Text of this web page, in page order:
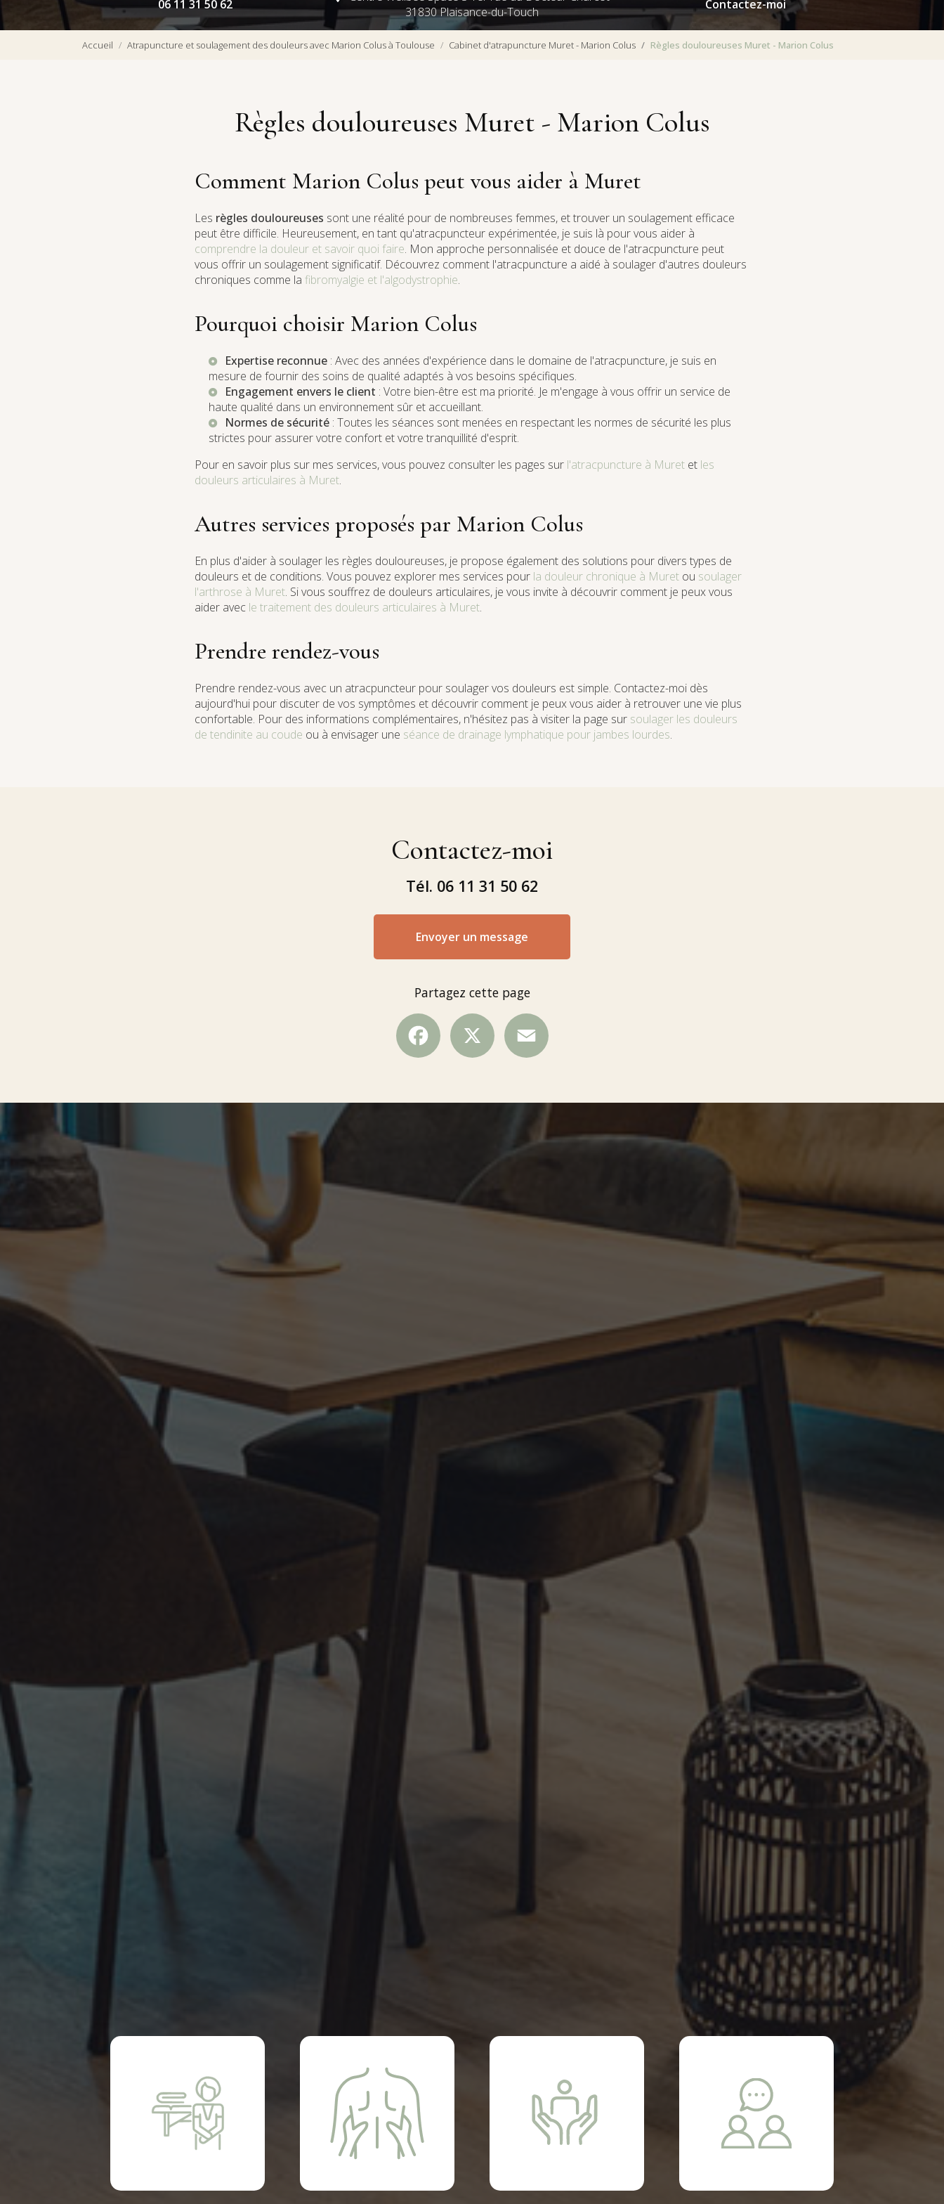
06 11 31 50 62
31830 Plaisance-du-Touch
Contactez-moi
Accueil Atrapuncture et soulagement des douleurs avec Marion Colus à Toulouse Cabinet d'atrapuncture Muret - Marion Colus Règles douloureuses Muret - Marion Colus
Règles douloureuses Muret - Marion Colus
Comment Marion Colus peut vous aider à Muret
Les règles douloureuses sont une réalité pour de nombreuses femmes, et trouver un soulagement efficace
peut être difficile. Heureusement, en tant qu'atracpuncteur expérimentée, je suis là pour vous aider à
comprendre la douleur et savoir quoi faire. Mon approche personnalisée et douce de l'atracpuncture peut
vous offrir un soulagement significatif. Découvrez comment l'atracpuncture a aidé à soulager d'autres douleurs
chroniques comme la fibromyalgie et l'algodystrophie.
Pourquoi choisir Marion Colus
Expertise reconnue : Avec des années d'expérience dans le domaine de l'atracpuncture, je suis en
mesure de fournir des soins de qualité adaptés à vos besoins spécifiques.
Engagement envers le client : Votre bien-être est ma priorité. Je m'engage à vous offrir un service de
haute qualité dans un environnement sûr et accueillant.
Normes de sécurité : Toutes les séances sont menées en respectant les normes de sécurité les plus
strictes pour assurer votre confort et votre tranquillité d'esprit.
Pour en savoir plus sur mes services, vous pouvez consulter les pages sur l'atracpuncture à Muret et les
douleurs articulaires à Muret.
Autres services proposés par Marion Colus
En plus d'aider à soulager les règles douloureuses, je propose également des solutions pour divers types de
douleurs et de conditions. Vous pouvez explorer mes services pour la douleur chronique à Muret ou soulager
l'arthrose à Muret. Si vous souffrez de douleurs articulaires, je vous invite à découvrir comment je peux vous
aider avec le traitement des douleurs articulaires à Muret.
Prendre rendez-vous
Prendre rendez-vous avec un atracpuncteur pour soulager vos douleurs est simple. Contactez-moi dès
aujourd'hui pour discuter de vos symptômes et découvrir comment je peux vous aider à retrouver une vie plus
confortable. Pour des informations complémentaires, n'hésitez pas à visiter la page sur soulager les douleurs
de tendinite au coude ou à envisager une séance de drainage lymphatique pour jambes lourdes.
Contactez-moi
Tél. 06 11 31 50 62
Envoyer un message
Partagez cette page
Facebook